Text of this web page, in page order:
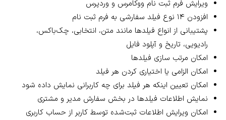
ویرایش فرم ثبت نام ووکامرس و وردپرس
افزودن ۱۴ نوع فیلد سفارشی به فرم ثبت نام
پشتیبانی از انواع فیلدها مانند متن، انتخابی، چک‌باکس،
رادیویی، تاریخ و آپلود فایل
امکان مرتب سازی فیلدها
امکان الزامی یا اختیاری کردن هر فیلد
امکان تعیین اینکه هر فیلد برای چه کاربرانی نمایش داده شود
نمایش اطلاعات فیلدها در بخش سفارش مدیر و مشتری
امکان ویرایش اطلاعات ثبت‌شده توسط کاربر از حساب کاربری